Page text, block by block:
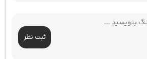
ثبت نظر